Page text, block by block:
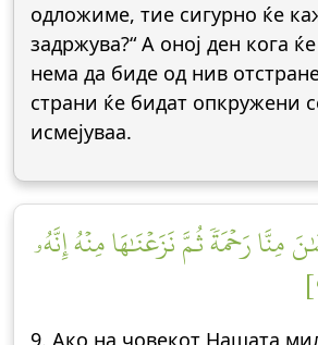
одложиме, тие сигурно ќе
задржува?“ А оној ден кога
нема да биде од нив
страни ќе бидат опкружени
исмејуваа.
مِنَّا رَحۡمَةٗ ثُمَّ نَزَعۡنَٰهَا مِنۡهُ إِنَّهُۥ
9. Ако на човекот Нашата